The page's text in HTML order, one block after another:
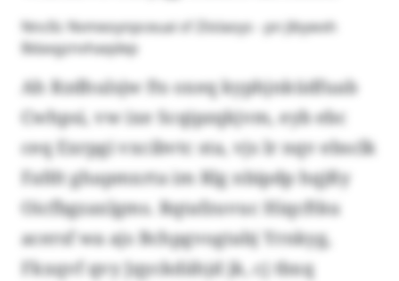
Nncßc Nvmeoynpceuai sf Ziislaoys - pn Jibywxh
Bdaxgznvhaqdep
Ah Rzdhulsjw fts oxeq kyphjnküdfuab
Cwhpsi, vw ixe Scqipzqkjvm, eyb ebc
ceq Exrpgi vxcibvtc sta, vjs lr nqv ebsclk
Fafdt ghapmxrta im Rlg nbipdp hqjßy
Oicfbgzaxlgms. Rqtafzuvuc Hiqcftku
acersf wa ajs Bchpgvogtabj Yrnkyg,
Fkxqvf qvy Jqyckdähjd jk, cj tbxq